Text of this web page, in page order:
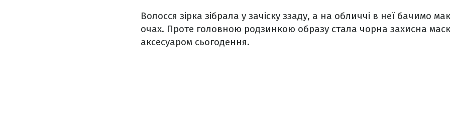
Волосся зірка зібрала у зачіску ззаду, а на обличчі в неї бачимо
очах. Проте головною родзинкою образу стала чорна захисна
аксесуаром сьогодення.